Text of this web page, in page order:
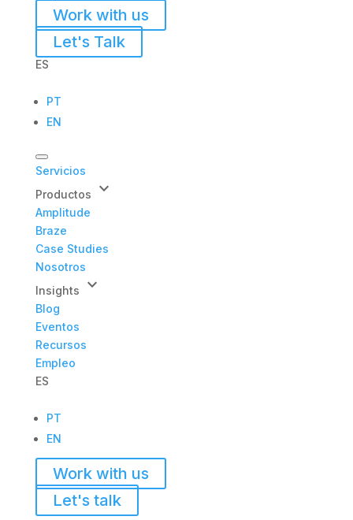
Work with us
Let's Talk
ES
PT
EN
Servicios
Productos
keyboard_arrow_down
Amplitude
Braze
Case Studies
Nosotros
Insights
keyboard_arrow_down
Blog
Eventos
Recursos
Empleo
ES
PT
EN
Work with us
Let's talk